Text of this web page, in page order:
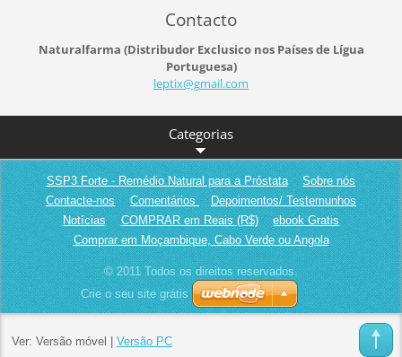
Contacto
Naturalfarma (Distribudor Exclusico nos Países de Lígua
Portuguesa)
leptix@gmail.com
Categorias
SSP3 Forte - Remédio Natural para a Próstata
Sobre nós
Contacte-nos
Comentários
Depoimentos/ Testemunhos
Notícias
COMPRAR em Reais (R$)
ebook Gratis
Comprar em Moçambique, Cabo Verde ou Angola
© 2011 Todos os direitos reservados.
Crie o seu site grátis
Ver: Versão móvel Versão PC